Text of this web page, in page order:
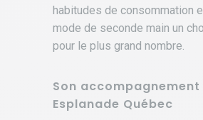
habitudes de consommation
mode de seconde main un
pour le plus grand nombre.
Son
Esplanade Québec